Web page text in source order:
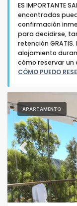
Tipo de
Personas
Dormitorios
Cuartos de
ES IMPORTANTE
encontradas
confirmación
para decidirse,
retención
alojamiento
cómo reservar un
CÓMO PUEDO
APARTAMENTO
Previous